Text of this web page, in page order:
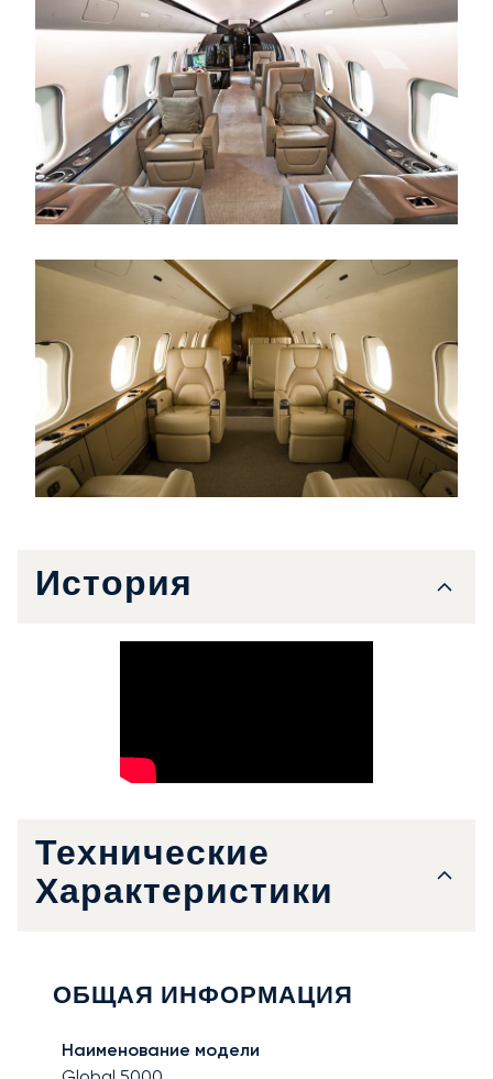
История
Технические
Характеристики
ОБЩАЯ ИНФОРМАЦИЯ
Наименование модели